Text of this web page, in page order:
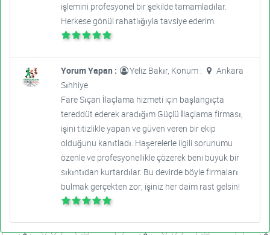
işlemini profesyonel bir şekilde tamamladılar.
Herkese gönül rahatlığıyla tavsiye ederim.
Yorum Yapan : Yeliz Bakır, Konum :
Ankara
Sıhhiye
Fare Sıçan İlaçlama hizmeti için başlangıçta
tereddüt ederek aradığım Güçlü İlaçlama firması,
işini titizlikle yapan ve güven veren bir ekip
olduğunu kanıtladı. Haşerelerle ilgili sorunumu
özenle ve profesyonellikle çözerek beni büyük bir
sıkıntıdan kurtardılar. Bu devirde böyle firmaları
bulmak gerçekten zor; işiniz her daim rast gelsin!